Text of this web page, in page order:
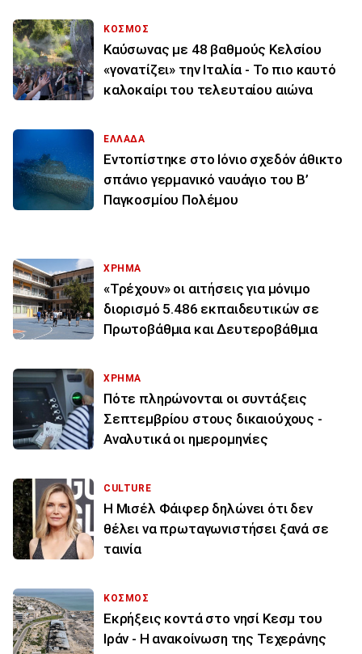
ΚΟΣΜΟΣ
Καύσωνας με 48 βαθμούς Κελσίου
«γονατίζει» την Ιταλία - Το πιο καυτό
καλοκαίρι του τελευταίου αιώνα
ΕΛΛΑΔΑ
Εντοπίστηκε στο Ιόνιο σχεδόν άθικτο
σπάνιο γερμανικό ναυάγιο του Β’
Παγκοσμίου Πολέμου
ΧΡΗΜΑ
«Τρέχουν» οι αιτήσεις για μόνιμο
διορισμό 5.486 εκπαιδευτικών σε
Πρωτοβάθμια και Δευτεροβάθμια
ΧΡΗΜΑ
Πότε πληρώνονται οι συντάξεις
Σεπτεμβρίου στους δικαιούχους -
Αναλυτικά οι ημερομηνίες
CULTURE
Η Μισέλ Φάιφερ δηλώνει ότι δεν
θέλει να πρωταγωνιστήσει ξανά σε
ταινία
ΚΟΣΜΟΣ
Εκρήξεις κοντά στο νησί Κεσμ του
Ιράν - Η ανακοίνωση της Τεχεράνης